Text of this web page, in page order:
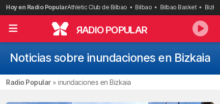
Saltar
al
contenido
Hoy en Radio PopularAthletic Club de Bilbao Bilbao Bilbao Basket
RADIO POPULAR
Noticias sobre inundaciones en Bizkaia
Radio Popular» inundaciones en Bizkaia